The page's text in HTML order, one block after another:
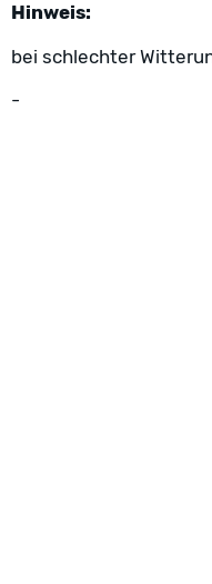
Hinweis:
bei schlechter
-